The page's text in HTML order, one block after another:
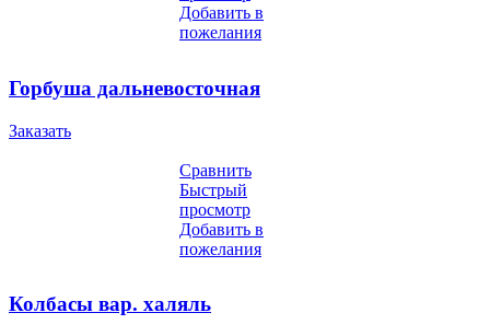
Добавить в
пожелания
Горбуша дальневосточная
Заказать
Сравнить
Быстрый
просмотр
Добавить в
пожелания
Колбасы вар. халяль